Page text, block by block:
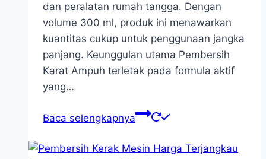
dan peralatan rumah tangga. Dengan
volume 300 ml, produk ini menawarkan
kuantitas cukup untuk penggunaan jangka
panjang. Keunggulan utama Pembersih
Karat Ampuh terletak pada formula aktif
yang…
Baca selengkapnya